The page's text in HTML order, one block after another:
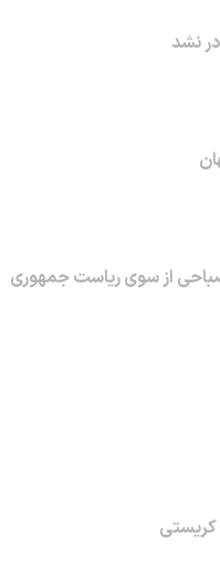
نشد
از سوی ریاست جمهوری
کریستی